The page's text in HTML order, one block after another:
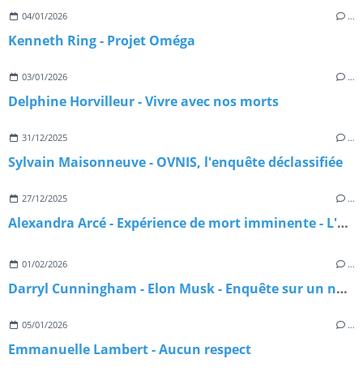
04/01/2026 …
Kenneth Ring - Projet Oméga
03/01/2026 …
Delphine Horvilleur - Vivre avec nos morts
31/12/2025 …
Sylvain Maisonneuve - OVNIS, l'enquête déclassifiée
27/12/2025 …
Alexandra Arcé - Expérience de mort imminente - L'approche jungienne
01/02/2026 …
Darryl Cunningham - Elon Musk - Enquête sur un nouveau maître du monde
05/01/2026 …
Emmanuelle Lambert - Aucun respect